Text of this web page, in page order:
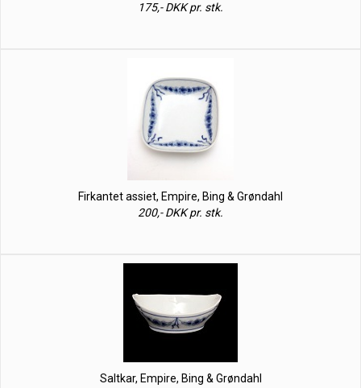
175,- DKK pr. stk.
Firkantet assiet, Empire, Bing & Grøndahl
200,- DKK pr. stk.
Saltkar, Empire, Bing & Grøndahl